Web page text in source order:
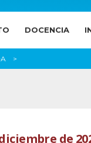
DOCENCIA
de